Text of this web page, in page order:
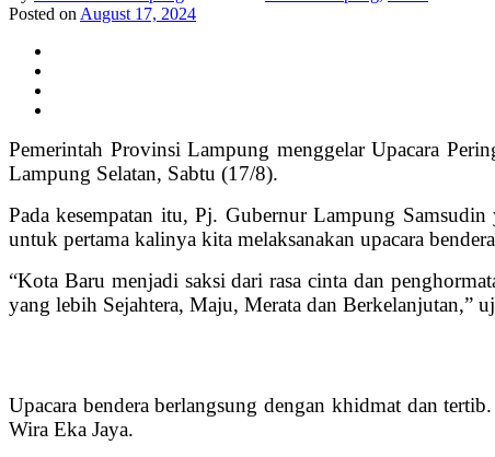
Posted on August 17, 2024
Pemerintah Provinsi Lampung menggelar Upacara
Lampung Selatan, Sabtu (17/8).
Pada kesempatan itu, Pj. Gubernur Lampung
untuk pertama kalinya kita melaksanakan upacara
“Kota Baru menjadi saksi dari rasa cinta dan
yang lebih Sejahtera, Maju, Merata dan Berkelanjutan,”
Upacara bendera berlangsung dengan khidmat dan
Wira Eka Jaya.